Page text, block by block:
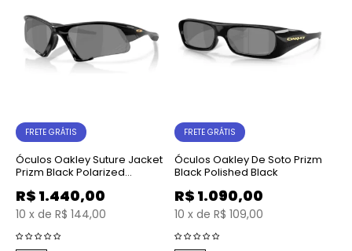
FRETE GRÁTIS
Óculos Oakley Suture Jacket
Prizm Black Polarized
R$ 1.440,00
10 x de R$ 144,00
FRETE GRÁTIS
Óculos Oakley De Soto Prizm
Black Polished Black
R$ 1.090,00
10 x de R$ 109,00